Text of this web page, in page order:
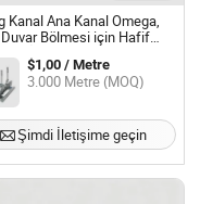
Kanal Ana Kanal Omega,
Duvar Bölmesi için Hafif
Kilt, İyi Kalite Galvanizli Alçı
Profili Kuru Duvar Metal
Ray Tavan Işığı
$1,00 / Metre
3.000 Metre (MOQ)
Şimdi İletişime geçin